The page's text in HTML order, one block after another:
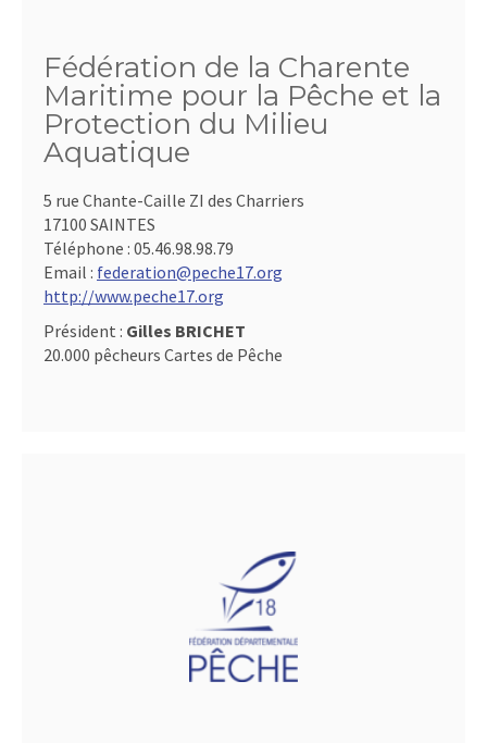
Fédération de la Charente
Maritime pour la Pêche et la
Protection du Milieu
Aquatique
5 rue Chante-Caille ZI des Charriers
17100 SAINTES
Téléphone : 05.46.98.98.79
Email : federation@peche17.org
http://www.peche17.org
Président : Gilles BRICHET
20.000 pêcheurs Cartes de Pêche